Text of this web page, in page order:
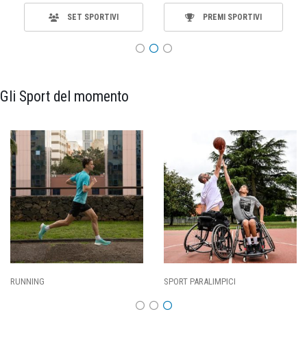
SET SPORTIVI PREMI SPORTIVI
Gli Sport del momento
RUNNING SPORT PARALIMPICI